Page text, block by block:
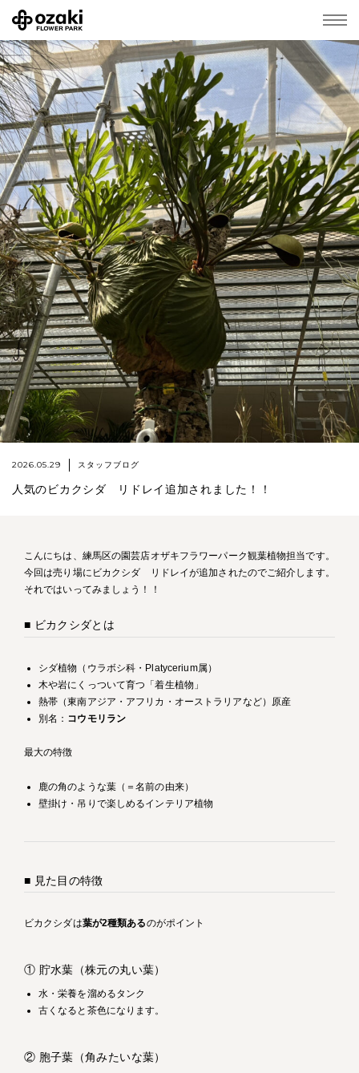
2026.05.29 スタッフブログ
人気のビカクシダ リドレイ追加されました！！
こんにちは、練馬区の園芸店オザキフラワーパーク観葉植物担当です。
今回は売り場にビカクシダ リドレイが追加されたのでご紹介します。
それではいってみましょう！！
■ ビカクシダとは
シダ植物（ウラボシ科・Platycerium属）
木や岩にくっついて育つ「着生植物」
熱帯（東南アジア・アフリカ・オーストラリアなど）原産
別名： コウモリラン
最大の特徴
鹿の角のような葉（＝名前の由来）
壁掛け・吊りで楽しめるインテリア植物
■ 見た目の特徴
ビカクシダは葉が2種類あるのがポイント
① 貯水葉（株元の丸い葉）
水・栄養を溜めるタンク
古くなると茶色になります。
② 胞子葉（角みたいな葉）